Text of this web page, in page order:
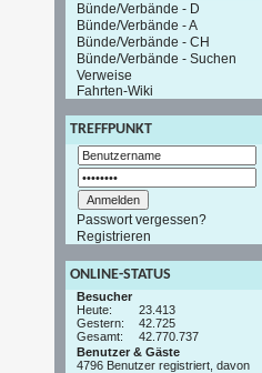
Bünde/Verbände - D
Bünde/Verbände - A
Bünde/Verbände - CH
Bünde/Verbände - Suchen
Verweise
Fahrten-Wiki
TREFFPUNKT
Passwort vergessen?
Registrieren
ONLINE-STATUS
Besucher
Heute:
23.413
Gestern:
42.725
Gesamt:
42.770.737
Benutzer & Gäste
4796 Benutzer registriert, davon